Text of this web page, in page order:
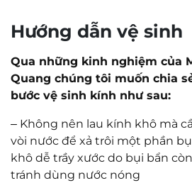
Hướng dẫn vệ sinh
Qua những kinh nghiệm của
Quang chúng tôi muốn chia
bước vệ sinh kính như sau:
– Không nên lau kính khô mà
vòi nước để xả trôi một phần
khô dễ trầy xước do bụi bẩn
tránh dùng nước nóng